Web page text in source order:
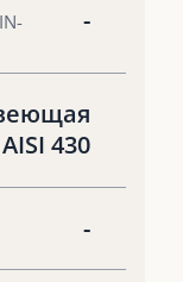
-
430
-